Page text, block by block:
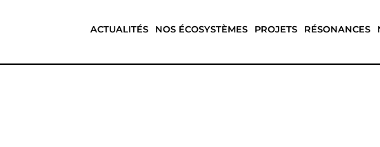
ACTUALITÉS NOS ÉCOSYSTÈMES PROJETS RÉSONANCES